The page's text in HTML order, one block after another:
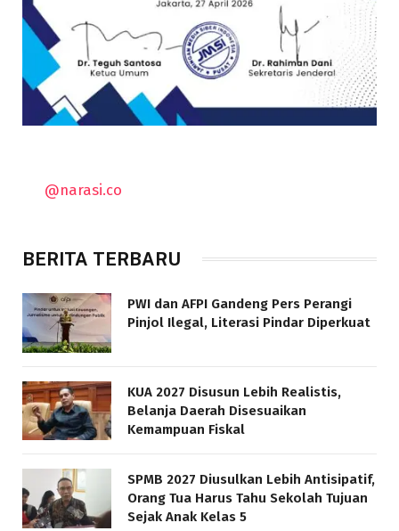
@narasi.co
BERITA TERBARU
PWI dan AFPI Gandeng Pers Perangi
Pinjol Ilegal, Literasi Pindar Diperkuat
KUA 2027 Disusun Lebih Realistis,
Belanja Daerah Disesuaikan
Kemampuan Fiskal
SPMB 2027 Diusulkan Lebih Antisipatif,
Orang Tua Harus Tahu Sekolah Tujuan
Sejak Anak Kelas 5